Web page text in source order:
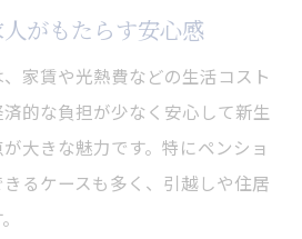
がもたらす安心感
家賃や光熱費などの生活コスト
的な負担が少なく安心して新生
大きな魅力です。特にペンショ
るケースも多く、引越しや住居